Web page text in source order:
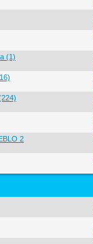
(1)
2